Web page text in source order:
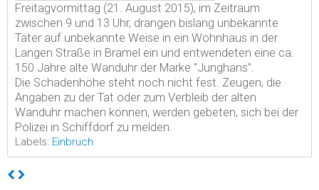
Freitagvormittag (21. August 2015), im Zeitraum
zwischen 9 und 13 Uhr, drangen bislang unbekannte
Täter auf unbekannte Weise in ein Wohnhaus in der
Langen Straße in Bramel ein und entwendeten eine ca.
150 Jahre alte Wanduhr der Marke "Junghans".
Die Schadenhöhe steht noch nicht fest. Zeugen, die
Angaben zu der Tat oder zum Verbleib der alten
Wanduhr machen können, werden gebeten, sich bei der
Polizei in Schiffdorf zu melden.
Labels: Einbruch